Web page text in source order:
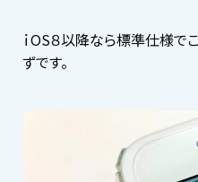
ｉOS８以降なら標準仕様で
ずです。